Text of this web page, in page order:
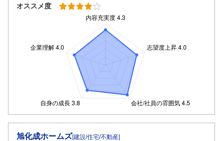
オススメ度
旭化成ホームズ[建設/住宅/不動産]